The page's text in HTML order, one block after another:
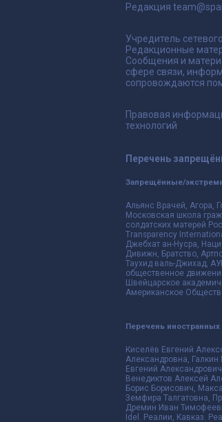
Редакция
Учредитель
Редакционные
Сообщения и
сфере связи,
сопровождаются
Правовая
технологий
Перечень
Запрещённые/
Альянс Врачей, Агора,
Московская школа
солдатских матерей
Transparency
Джебхат ан-Нусра,
Дивижн, Братство,
Таухид валь-Джихад,
общественное
Швейцарское
Американское
Перечень
Киселёв Евгений
Александровна,
Евгений
Венедиктов Алексей
Борис Борисович,
Земфира Талгатовна,
Дремин Иван
Idel. Реалии, Кавказ.